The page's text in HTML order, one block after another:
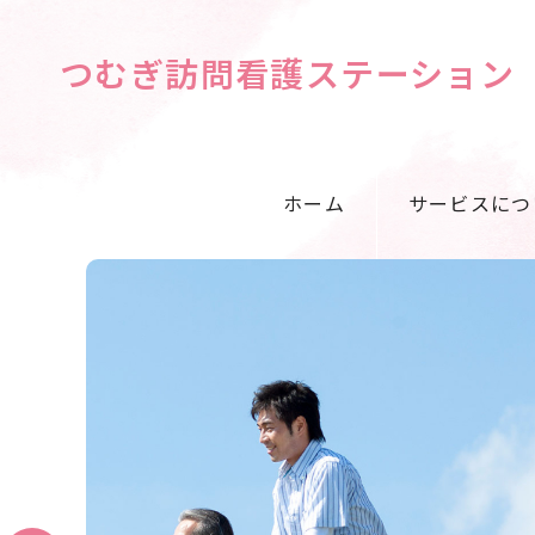
つむぎ訪問看護ステーション
ホーム サービスに